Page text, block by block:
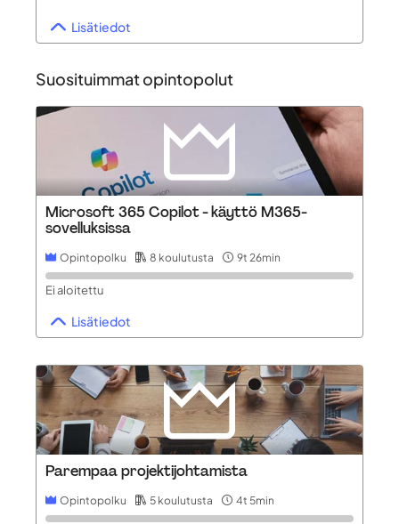
Lisätiedot
Suosituimmat opintopolut
Microsoft 365 Copilot - käyttö M365-
sovelluksissa
Opintopolku 8 koulutusta 9t 26min
Ei aloitettu
Lisätiedot
Parempaa projektijohtamista
Opintopolku 5 koulutusta 4t 5min